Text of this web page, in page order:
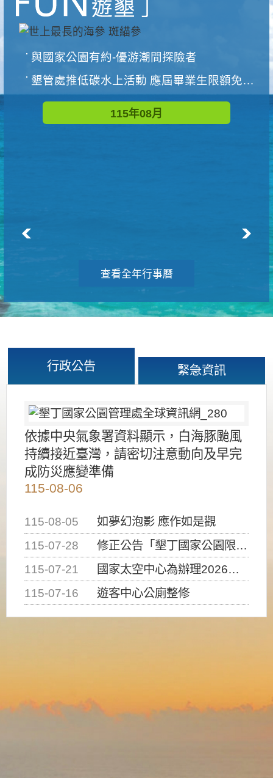
與國家公園有約-優游潮間探險者
墾管處推低碳水上活動 應屆畢業生限額免費參加
115年08月
查看全年行事曆
行政公告 緊急資訊
依據中央氣象署資料顯示，白海豚颱風
持續接近臺灣，請密切注意動向及早完
成防災應變準備
115-08-06
115-08-05
如夢幻泡影 應作如是觀
115-07-28
修正公告「墾丁國家公園限制水域遊憩活動之種類、範圍、時間及行為」，自即日生效。
115-07-21
國家太空中心為辦理2026台灣盃火箭競賽，陸、海、空域警戒及協調相關事宜，因颱風備案事宜
115-07-16
遊客中心公廁整修